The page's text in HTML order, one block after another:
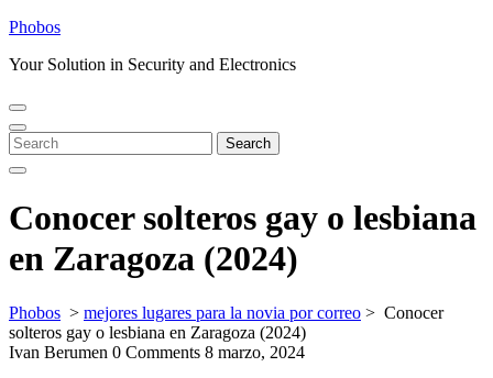
Skip
content
Phobos
Your Solution in Security and Electronics
Open
Menu
Close
Menu
Search
for:
Search
Conocer solteros gay o lesbiana
en Zaragoza (2024)
Phobos > mejores lugares para la novia por correo > Conocer
solteros gay o lesbiana en Zaragoza (2024)
Ivan Berumen 0 Comments 8 marzo, 2024